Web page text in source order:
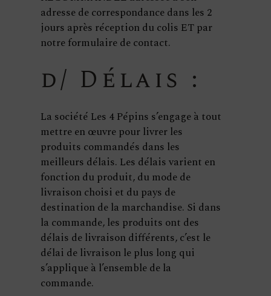
adresse de correspondance dans les 2
jours après réception du colis ET par
notre formulaire de contact.
d/ Délais :
La société Les 4 Pépins s’engage à tout
mettre en œuvre pour livrer les
produits commandés dans les
meilleurs délais. Les délais varient en
fonction du produit, du mode de
livraison choisi et du pays de
destination de la marchandise. Si dans
la commande, les produits ont des
délais de livraison différents, c’est le
délai de livraison le plus long qui
s’applique à l’ensemble de la
commande.